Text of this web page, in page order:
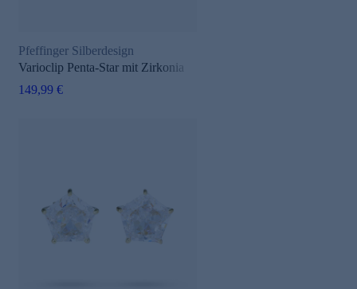
Pfeffinger Silberdesign
Varioclip Penta-Star mit Zirkonia
149,99 €